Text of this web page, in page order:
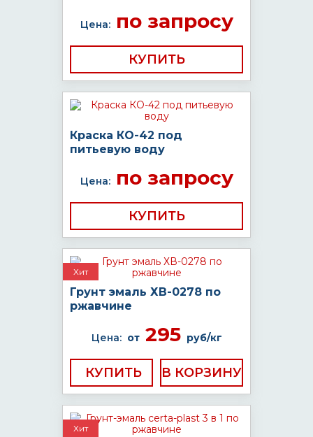
Цена:по запросу
КУПИТЬ
Краска КО-42 под
питьевую воду
Цена:по запросу
КУПИТЬ
Хит
Грунт эмаль ХВ-0278 по
ржавчине
Цена: от295 руб/кг
КУПИТЬ
Хит